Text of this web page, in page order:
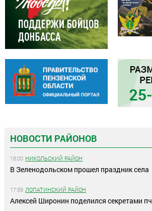
НОВОСТИ РАЙОНОВ
18:00 НИКОЛЬСКИЙ РАЙОН
В Зеленодольском прошел праздник села
17:59 ЛОПАТИНСКИЙ РАЙОН
Алексей Широнин поделился секретами